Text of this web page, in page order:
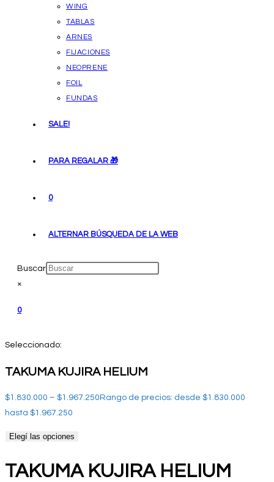
WING
TABLAS
ARNES
FIJACIONES
NEOPRENE
FOIL
FUNDAS
SALE!
PARA REGALAR 🎁
0
ALTERNAR BÚSQUEDA DE LA WEB
Buscar
×
0
Seleccionado:
TAKUMA KUJIRA HELIUM
$1.830.000 – $1.967.250 Rango de precios: desde $1.830.000
hasta $1.967.250
Elegí las opciones
TAKUMA KUJIRA HELIUM